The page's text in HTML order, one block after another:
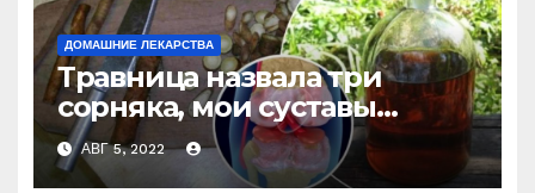
ДОМАШНИЕ ЛЕКАРСТВА
Травница назвала три
сорняка, мои суставы
больше не болят
АВГ 5, 2022